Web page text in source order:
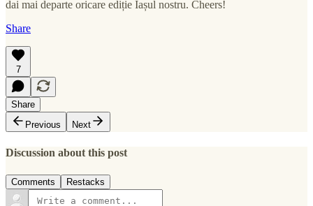
dai mai departe oricare ediție Iașul nostru. Cheers!
Share
7
Share
Previous
Next
Discussion about this post
Comments Restacks